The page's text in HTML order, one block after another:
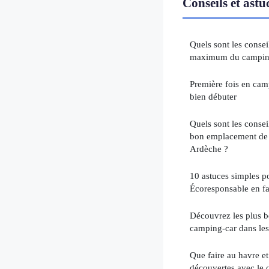
Quels sont les
maximum du
Première fois en
bien débuter
Quels sont les
bon emplacement
Ardèche ?
10 astuces simples
Écoresponsable en
Découvrez les plus
camping-car dans
Que faire au havre